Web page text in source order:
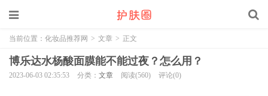
当前位置： 化妆品推荐网 > 文章 > 正文
博乐达水杨酸面膜能不能过夜？怎么用？
2023-06-03 02:35:53 分类： 文章 阅读(560) 评论(0)